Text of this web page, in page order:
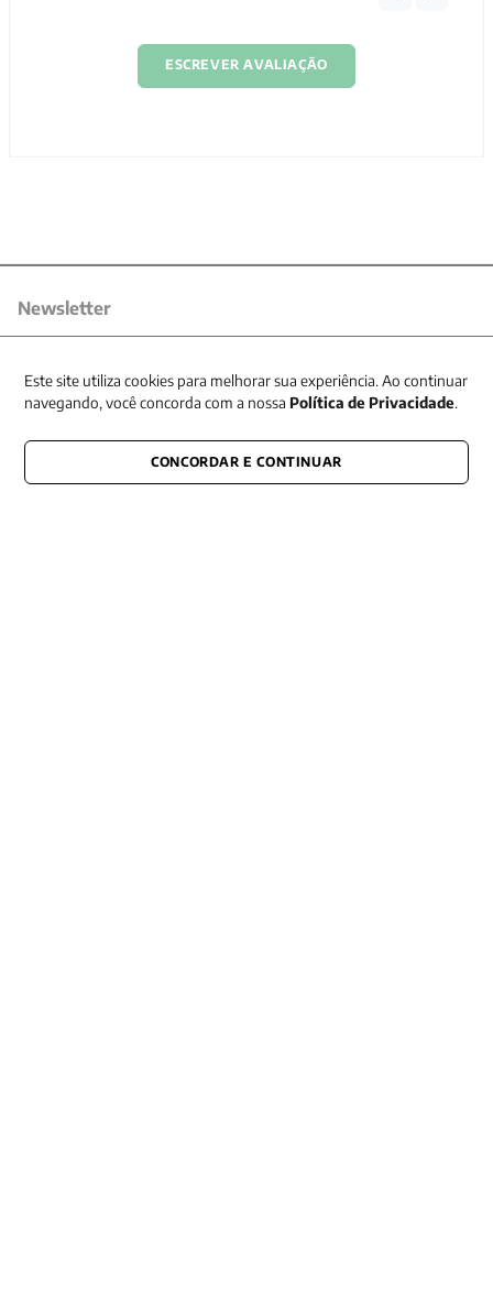
ESCREVER AVALIAÇÃO
Newsletter
CONECTE-SE CONOSCO
Este site utiliza cookies para melhorar sua experiência. Ao continuar
navegando, você concorda com a nossa Política de Privacidade.
CONCORDAR E CONTINUAR